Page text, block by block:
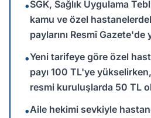
•SGK, Sağlık Uygulama
kamu ve özel
paylarını Resmî Gazete'de
•Yeni tarifeye göre özel
payı 100 TL'ye
resmi kuruluşlarda 50 TL
•Aile hekimi sevkiyle